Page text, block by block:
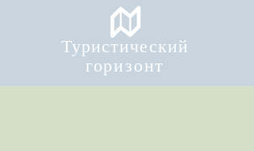
Туристический
горизонт